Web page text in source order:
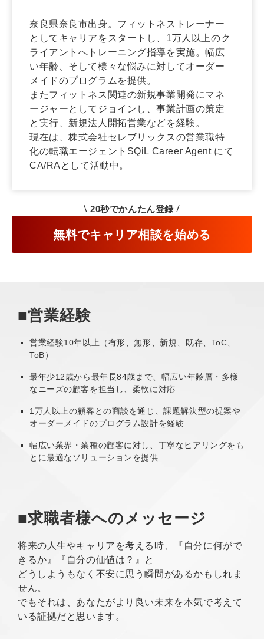
奈良県奈良市出身。フィットネストレーナー
としてキャリアをスタートし、1万人以上のク
ライアントへトレーニング指導を実施。幅広
い年齢、そして様々な悩みに対してオーダー
メイドのプログラムを提供。
またフィットネス関連の新規事業開発にマネ
ージャーとしてジョインし、事業計画の策定
と実行、新規法人開拓営業などを経験。
現在は、株式会社セレブリックスの営業職特
化の転職エージェントSQiL Career Agent にて
CA/RAとして活動中。
\ 20秒でかんたん登録/
無料でキャリア相談を始める
■営業経験
営業経験10年以上（有形、無形、新規、既存、ToC、
ToB）
最年少12歳から最年長84歳まで、幅広い年齢層・多様
なニーズの顧客を担当し、柔軟に対応
1万人以上の顧客との商談を通じ、課題解決型の提案や
オーダーメイドのプログラム設計を経験
幅広い業界・業種の顧客に対し、丁寧なヒアリングをも
とに最適なソリューションを提供
■求職者様へのメッセージ
将来の人生やキャリアを考える時、『自分に何がで
きるか』『自分の価値は？』と
どうしようもなく不安に思う瞬間があるかもしれま
せん。
でもそれは、あなたがより良い未来を本気で考えて
いる証拠だと思います。